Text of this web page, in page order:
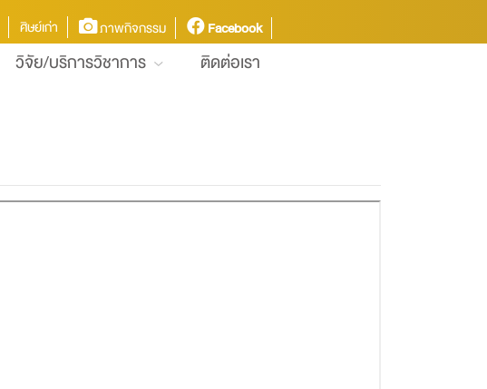
ศิษย์เก่า ภาพกิจกรรม Facebook
วิจัย/บริการวิชาการ ติดต่อเรา